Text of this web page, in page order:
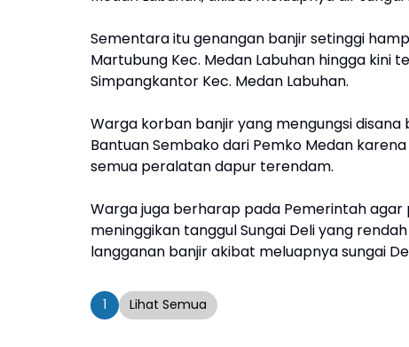
Sementara itu genangan banjir setinggi
Martubung Kec. Medan Labuhan hingga kini
Simpangkantor Kec. Medan Labuhan.
Warga korban banjir yang mengungsi
Bantuan Sembako dari Pemko Medan
semua peralatan dapur terendam.
Warga juga berharap pada Pemerintah
meninggikan tanggul Sungai Deli yang
langganan banjir akibat meluapnya sungai
1 Lihat Semua